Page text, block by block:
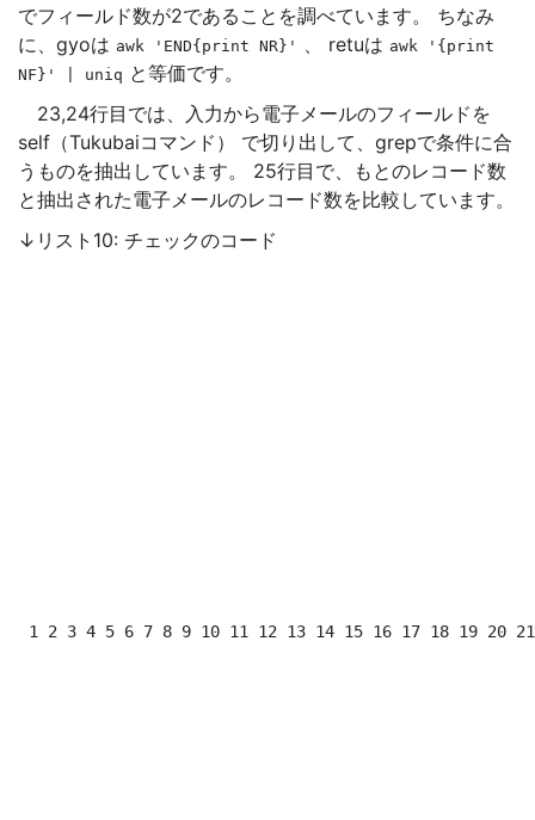
でフィールド数が2であることを調べています。 ちなみ
に、gyoは awk 'END{print NR}' 、 retuは awk
'{print
NF}'
uniq と等価です。
23,24行目では、入力から電子メールのフィールドを
self（Tukubaiコマンド） で切り出して、grepで条件に合
うものを抽出しています。 25行目で、もとのレコード数
と抽出された電子メールのレコード数を比較しています。
↓リスト10: チェックのコード
1 2 3 4 5 6 7 8 9 10 11 12 13 14 15 16 17 18 19 20